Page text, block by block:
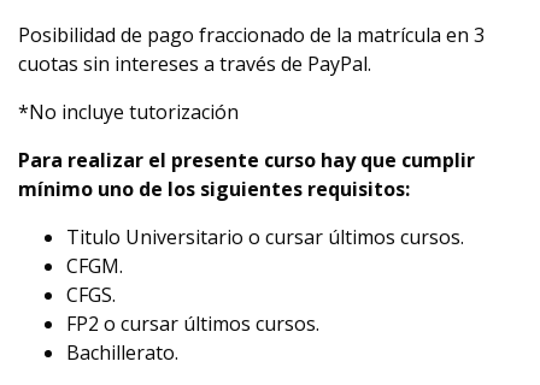
Posibilidad de pago fraccionado de la matrícula en 3
cuotas sin intereses a través de PayPal.
*No incluye tutorización
Para realizar el presente curso hay que cumplir
mínimo uno de los siguientes requisitos:
Titulo Universitario o cursar últimos cursos.
CFGM.
CFGS.
FP2 o cursar últimos cursos.
Bachillerato.